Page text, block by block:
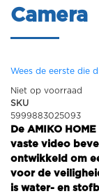
Camera
Wees de eerste die
Niet op voorraad
SKU
5999883025093
De AMIKO
vaste video
ontwikkeld om
voor de
is water- en